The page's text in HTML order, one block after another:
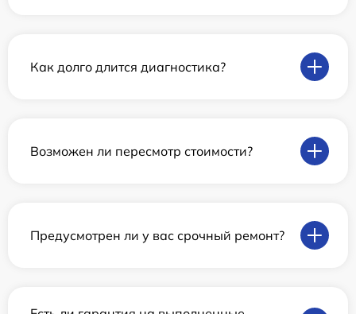
Как долго длится диагностика?
Возможен ли пересмотр стоимости?
Предусмотрен ли у вас срочный ремонт?